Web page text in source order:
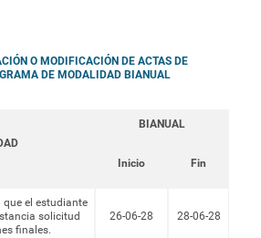
O MODIFICACIÓN DE ACTAS DE
DE MODALIDAD BIANUAL
BIANUAL
Inicio Fin
el estudiante
solicitud
finales.
26-06-28 28-06-28